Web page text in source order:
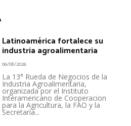
Latinoamérica fortalece su
industria agroalimentaria
06/08/2026
La 13° Rueda de Negocios de la
Industria Agroalimentaria,
organizada por el Instituto
Interamericano de Cooperacion
para la Agricultura, la FAO y la
Secretaría...